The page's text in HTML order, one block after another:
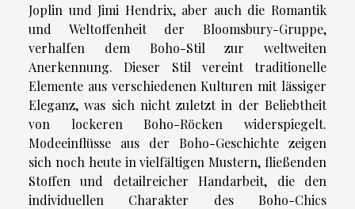
Joplin und Jimi Hendrix, aber auch die Romantik
und Weltoffenheit der Bloomsbury-Gruppe,
verhalfen dem Boho-Stil zur weltweiten
Anerkennung. Dieser Stil vereint traditionelle
Elemente aus verschiedenen Kulturen mit lässiger
Eleganz, was sich nicht zuletzt in der Beliebtheit
von lockeren Boho-Röcken widerspiegelt.
Modeeinflüsse aus der Boho-Geschichte zeigen
sich noch heute in vielfältigen Mustern, fließenden
Stoffen und detailreicher Handarbeit, die den
individuellen Charakter des Boho-Chics